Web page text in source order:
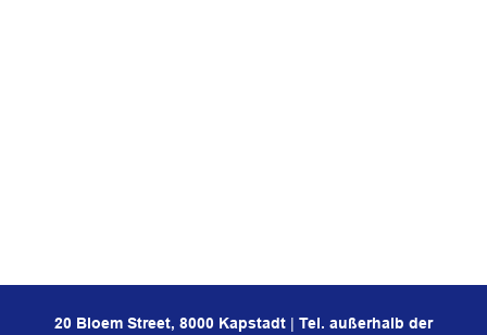
20 Bloem Street, 8000 Kapstadt | Tel. außerhalb der